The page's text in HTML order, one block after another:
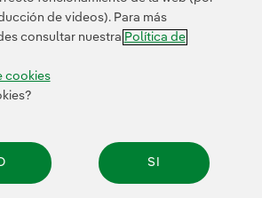
Política de Privacidad Información legal
Canal de denuncias
de videos). Para más
consultar nuestra Política de
cookies
SI